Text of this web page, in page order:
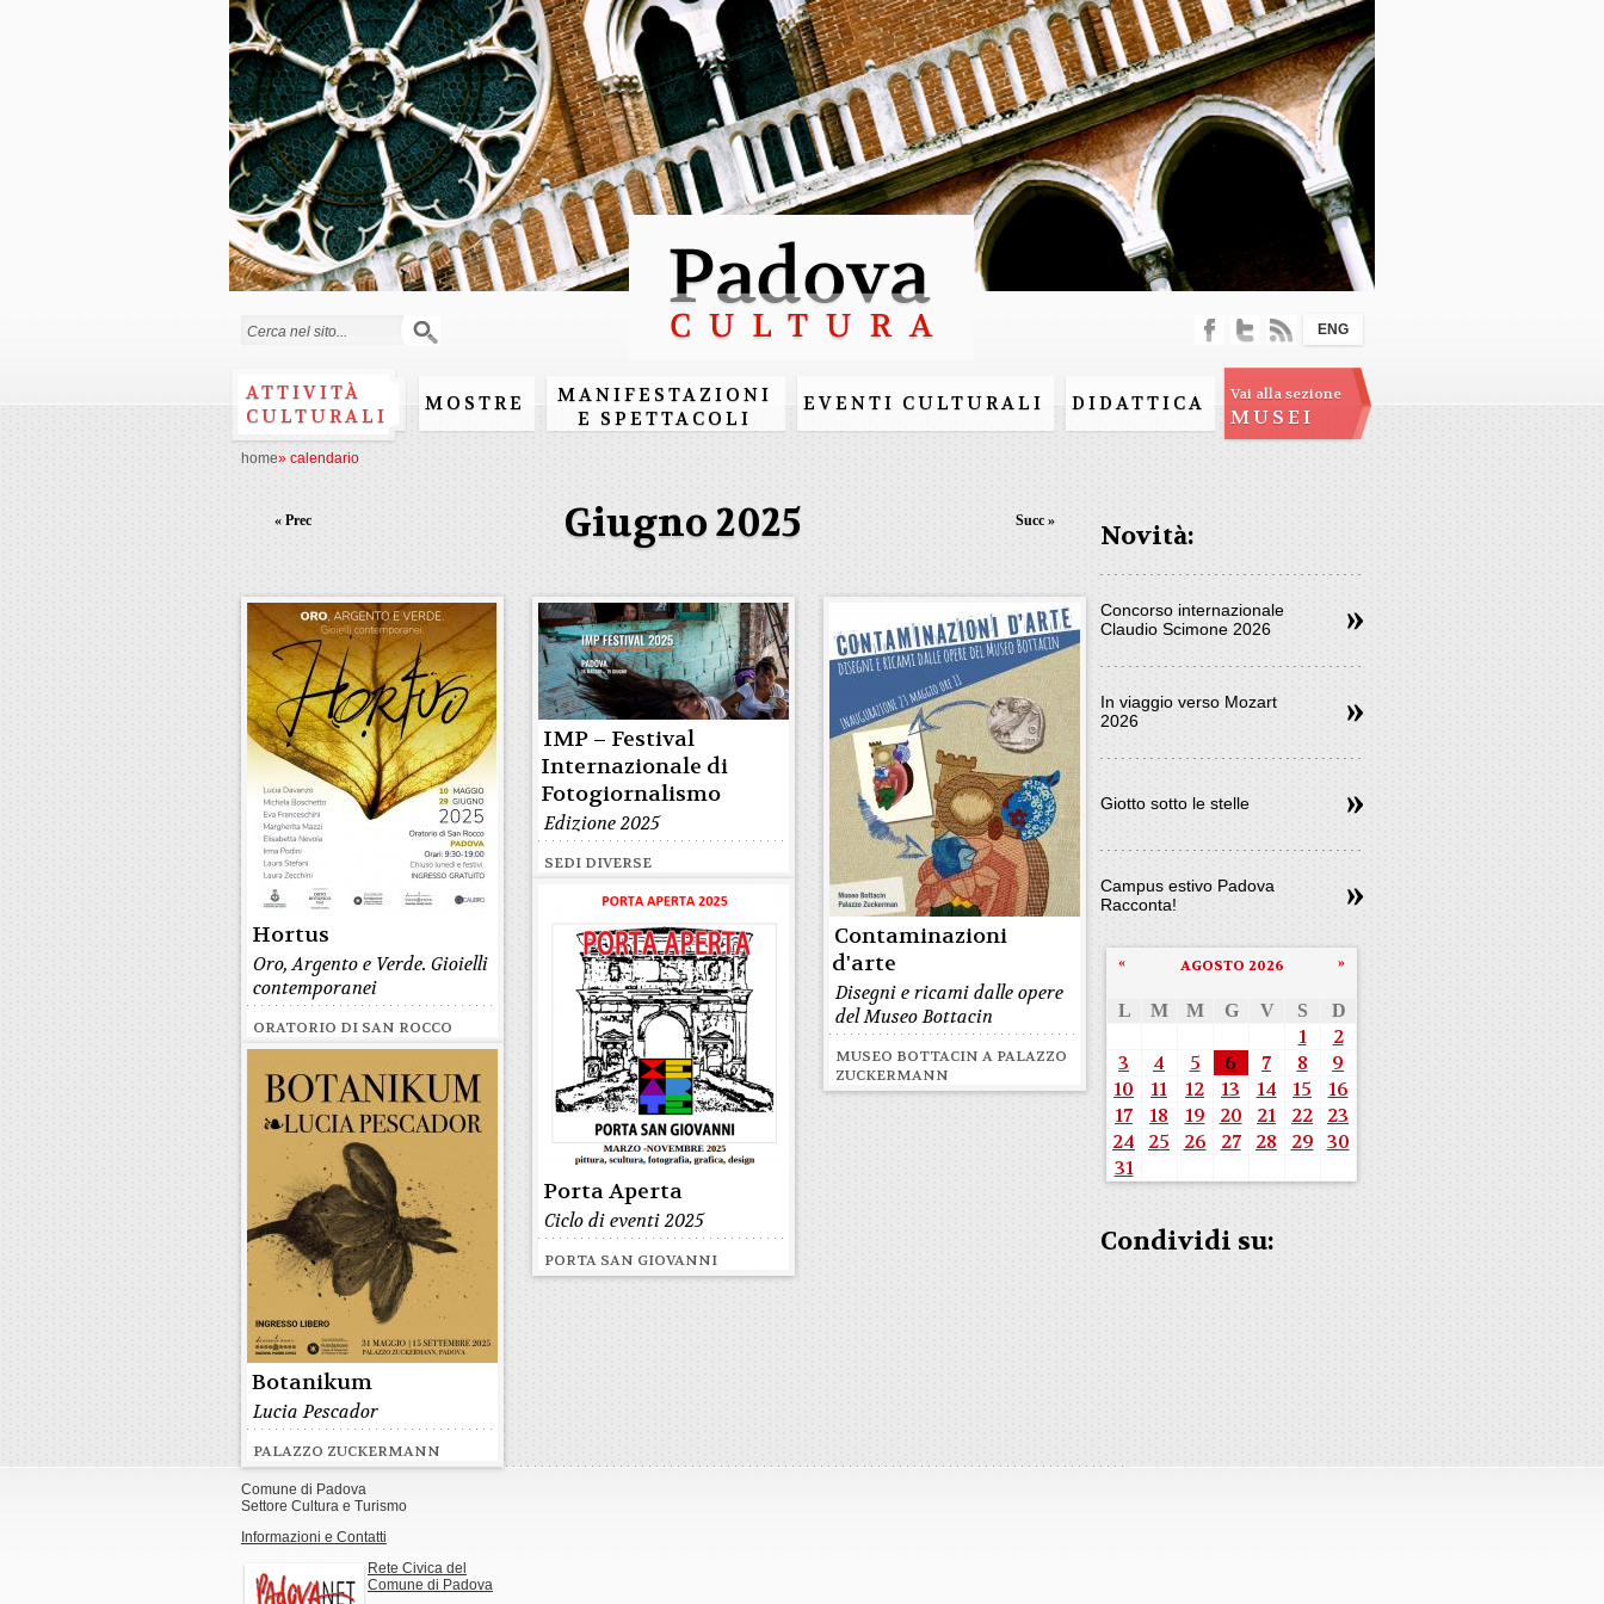
Salta al
contenuto
principale
Form di ricerca
ATTIVITÀ
CULTURALI
MOSTRE
MANIFESTAZIONI
E SPETTACOLI
EVENTI CULTURALI DIDATTICA Vai alla sezione
MUSEI
ENG
home» calendario
Giugno 2025
« Prec Succ »
Hortus
Oro, Argento e Verde. Gioielli
contemporanei
ORATORIO DI SAN ROCCO
IMP – Festival
Internazionale di
Fotogiornalismo
Edizione 2025
SEDI DIVERSE
Contaminazioni
d'arte
Disegni e ricami dalle opere
del Museo Bottacin
MUSEO BOTTACIN A PALAZZO
ZUCKERMANN
Porta Aperta
Ciclo di eventi 2025
PORTA SAN GIOVANNI
Botanikum
Lucia Pescador
PALAZZO ZUCKERMANN
Novità:
Concorso internazionale
Claudio Scimone 2026
In viaggio verso Mozart
2026
Giotto sotto le stelle
Campus estivo Padova
Racconta!
AGOSTO 2026
« »
L M M G V S D
1
2
3
4 5 6 7 8
9
10
11 12 13 14 15
16
17
18 19 20 21 22
23
24
25 26 27 28 29 30
31
Condividi su:
Comune di Padova
Settore Cultura e Turismo
Informazioni e Contatti
Rete Civica del
Comune di Padova